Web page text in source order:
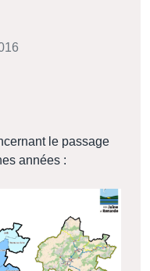
le passage
années :